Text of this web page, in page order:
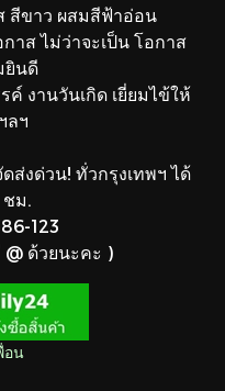
สีขาว ผสมสีฟ้าอ่อน
าส ไม่ว่าจะเป็น โอกาส
ยินดี
งานวันเกิด เยี่ยมไข้ให้
ลฯ
ส่งด่วน! ทั่วกรุงเทพฯ ได้
ชม.
123
@ ด้วยนะคะ )
อน